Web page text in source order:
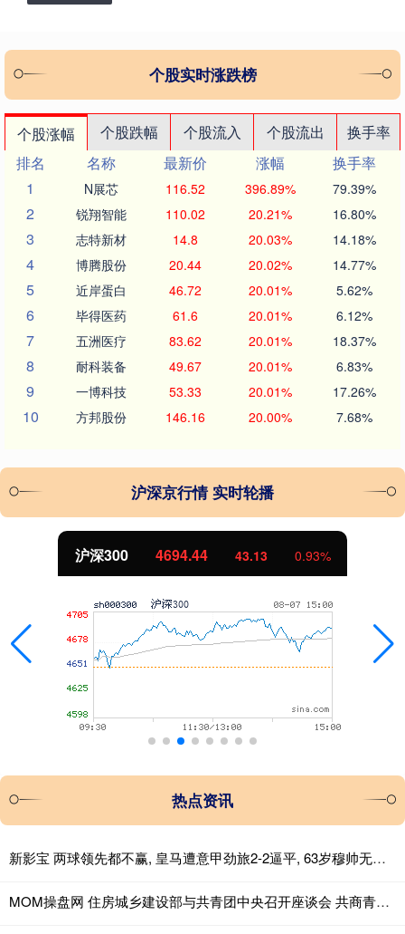
个股实时涨跌榜
个股涨幅 个股跌幅 个股流入 个股流出
换手率
排名
名称 最新价 涨幅
换手率
1
N展芯 116.52 396.89% 79.39%
2 锐翔智能 110.02 20.21% 16.80%
3 志特新材 14.8 20.03% 14.18%
4 博腾股份 20.44 20.02% 14.77%
5 近岸蛋白 46.72 20.01% 5.62%
6 毕得医药 61.6 20.01% 6.12%
7 五洲医疗 83.62 20.01% 18.37%
8 耐科装备 49.67 20.01% 6.83%
9 一博科技 53.33 20.01% 17.26%
10 方邦股份 146.16 20.00% 7.68%
沪深京行情 实时轮播
北证50 1134.24 11.37 1.01%
热点资讯
新影宝 两球领先都不赢, 皇马遭意甲劲旅2-2逼平, 63岁穆帅无缘上任2连胜
MOM操盘网 住房城乡建设部与共青团中央召开座谈会 共商青年安居与“好房子”建设